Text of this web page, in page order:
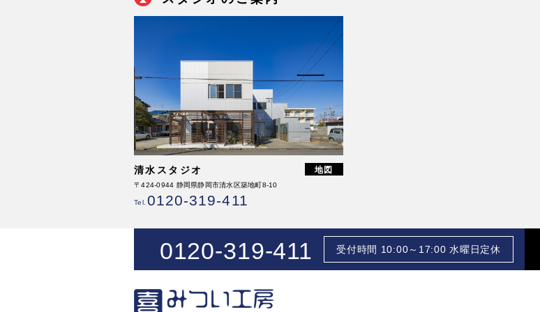
清水スタジオ 地図
〒424-0944 静岡県静岡市清水区築地町8-10
Tel. 0120-319-411
0120-319-411 受付時間 10:00～17:00 水曜日定休